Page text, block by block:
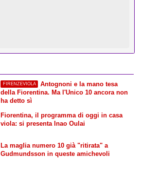
FIRENZEVIOLA
Antognoni e la mano tesa
della Fiorentina. Ma l'Unico 10 ancora non
ha detto sì
Fiorentina, il programma di oggi in casa
viola: si presenta Inao Oulai
La maglia numero 10 già "ritirata" a
Gudmundsson in queste amichevoli